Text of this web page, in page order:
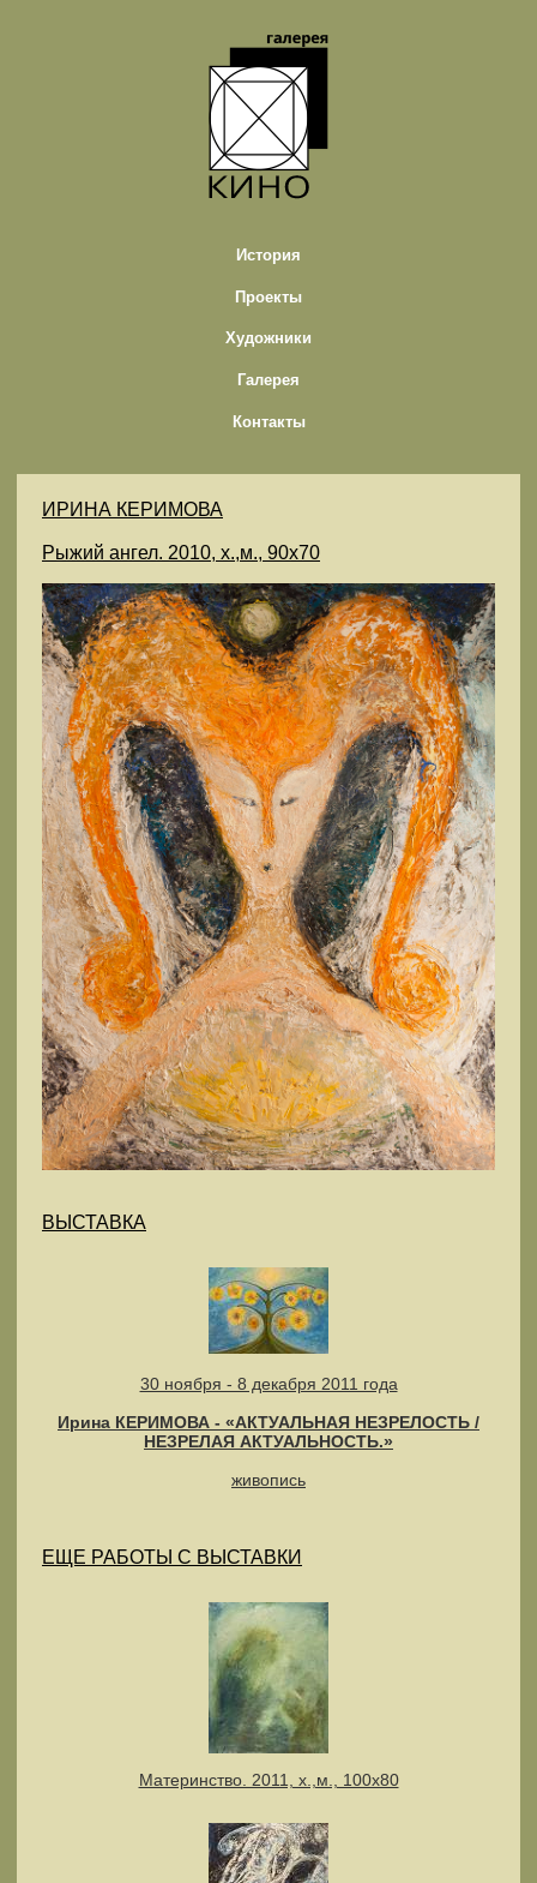
История
Проекты
Художники
Галерея
Контакты
ИРИНА КЕРИМОВА
Рыжий ангел. 2010, х.,м., 90х70
ВЫСТАВКА
30 ноября - 8 декабря 2011 года
Ирина КЕРИМОВА - «АКТУАЛЬНАЯ НЕЗРЕЛОСТЬ /
НЕЗРЕЛАЯ АКТУАЛЬНОСТЬ.»
живопись
ЕЩЕ РАБОТЫ С ВЫСТАВКИ
Материнство. 2011, х.,м., 100х80